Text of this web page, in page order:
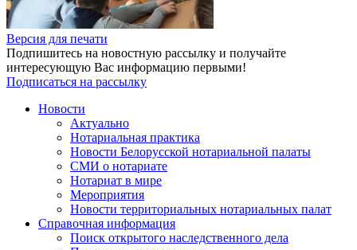
Версия для печати
Подпишитесь на новостную рассылку и получайте
интересующую Вас информацию первыми!
Подписаться на рассылку
Новости
Актуально
Нотариальная практика
Новости Белорусской нотариальной палаты
СМИ о нотариате
Нотариат в мире
Мероприятия
Новости территориальных нотариальных палат
Справочная информация
Поиск открытого наследственного дела